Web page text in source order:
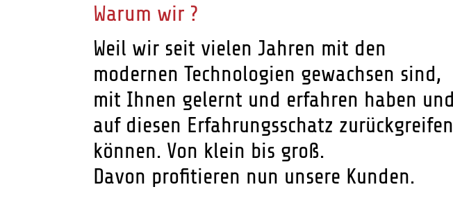
Warum wir ?
Weil wir seit vielen Jahren mit den
modernen Technologien gewachsen sind,
mit Ihnen gelernt und erfahren haben und
auf diesen Erfahrungsschatz zurückgreifen
können. Von klein bis groß.
Davon profitieren nun unsere Kunden.